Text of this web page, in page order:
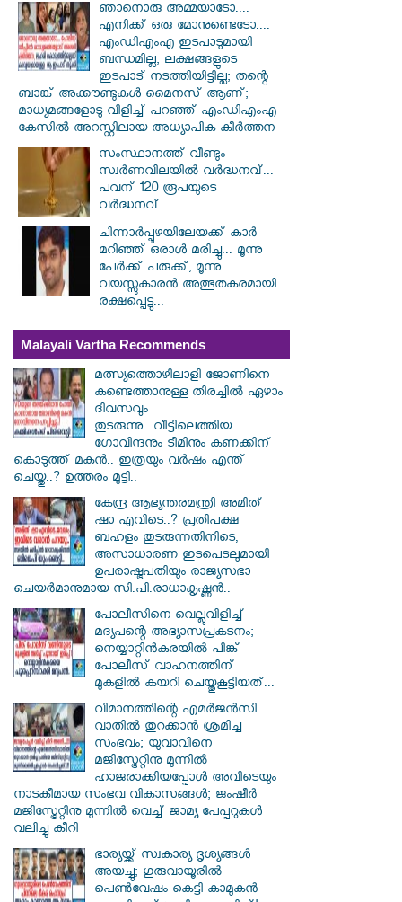
ഞാനൊരു അമ്മയാടോ....
എനിക്ക് ഒരു മോനുണ്ടെടോ....
എംഡിഎംഎ ഇടപാടുമായി
ബന്ധമില്ല; ലക്ഷങ്ങളുടെ
ഇടപാട് നടത്തിയിട്ടില്ല; തന്റെ
ബാങ്ക് അക്കൗണ്ടുകൾ മൈനസ് ആണ്;
മാധ്യമങ്ങളോടു വിളിച്ച് പറഞ്ഞ് എംഡിഎംഎ
കേസിൽ അറസ്റ്റിലായ അധ്യാപിക കീർത്തന
സംസ്ഥാനത്ത് വീണ്ടും
സ്വർണവിലയിൽ വർദ്ധനവ്...
പവന് 120 രൂപയുടെ
വർദ്ധനവ്
ചിന്നാർപ്പുഴയിലേയക്ക് കാർ
മറിഞ്ഞ് ഒരാൾ മരിച്ചു... മൂന്നു
പേർക്ക് പരുക്ക്, മൂന്നു
വയസ്സുകാരൻ അത്ഭുതകരമായി
രക്ഷപ്പെട്ടു...
Malayali Vartha Recommends
മത്സ്യത്തൊഴിലാളി ജോണിനെ
കണ്ടെത്താനുള്ള തിരച്ചിൽ ഏഴാം
ദിവസവും
തുടരുന്നു...വീട്ടിലെത്തിയ
ഗോവിന്ദനും ടീമിനും കണക്കിന്
കൊടുത്ത് മകൻ.. ഇത്രയും വർഷം എന്ത്
ചെയ്തു..? ഉത്തരം മുട്ടി..
കേന്ദ്ര ആഭ്യന്തരമന്ത്രി അമിത്
ഷാ എവിടെ..? പ്രതിപക്ഷ
ബഹളം തുടരുന്നതിനിടെ,
അസാധാരണ ഇടപെടലുമായി
ഉപരാഷ്ട്രപതിയും രാജ്യസഭാ
ചെയർമാനുമായ സി.പി.രാധാകൃഷ്ണൻ..
പോലീസിനെ വെല്ലുവിളിച്ച്
മദ്യപന്റെ അഭ്യാസപ്രകടനം;
നെയ്യാറ്റിൻകരയിൽ പിങ്ക്
പോലീസ് വാഹനത്തിന്
മുകളിൽ കയറി ചെയ്തുകൂട്ടിയത്...
വിമാനത്തിന്റെ എമർജൻസി
വാതിൽ തുറക്കാൻ ശ്രമിച്ച
സംഭവം; യുവാവിനെ
മജിസ്ട്രേറ്റിനു മുന്നിൽ
ഹാജരാക്കിയപ്പോൾ അവിടെയും
നാടകീമായ സംഭവ വികാസങ്ങൾ; ജംഷീർ
മജിസ്ട്രേറ്റിനു മുന്നിൽ വെച്ച് ജാമ്യ പേപ്പറുകൾ
വലിച്ചു കീറി
ഭാര്യയ്ക്ക് സ്വകാര്യ ദൃശ്യങ്ങൾ
അയച്ചു; ഗുരുവായൂരിൽ
പെൺവേഷം കെട്ടി കാമുകൻ